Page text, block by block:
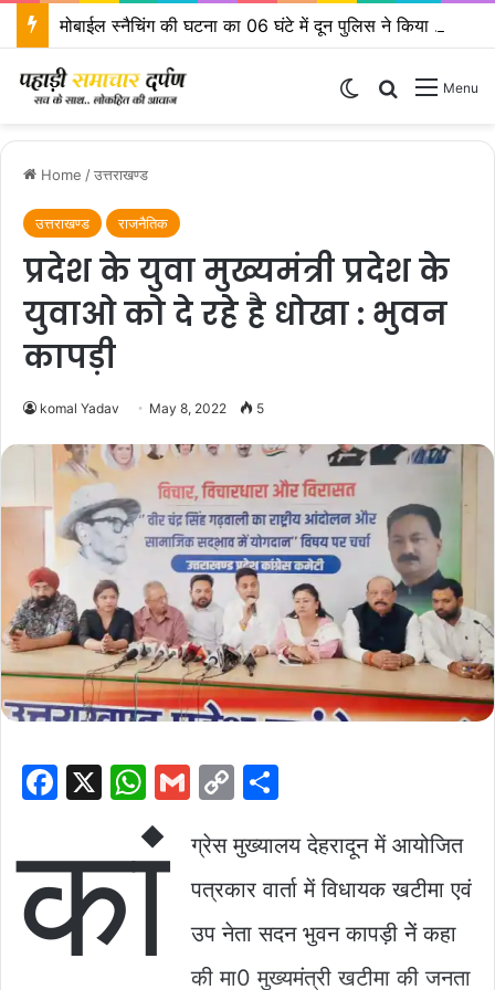
मोबाईल स्नैचिंग की घटना का 06 घंटे में दून पुलिस ने किया खुलासा
Menu
Search for
Switch skin
Home /उत्तराखण्ड
उत्तराखण्ड राजनैतिक
प्रदेश के युवा मुख्यमंत्री प्रदेश के
युवाओ को दे रहे है धोखा : भुवन
कापड़ी
komal Yadav May 8, 2022 5
F
c
e
b
o
X
W
h
at
p
G
ai
l
C
p
y
Li
n
ar
e
कां
ग्रेस मुख्यालय देहरादून में आयोजित
पत्रकार वार्ता में विधायक खटीमा एवं
उप नेता सदन भुवन कापड़ी नेें कहा
की मा0 मुख्यमंत्री खटीमा की जनता